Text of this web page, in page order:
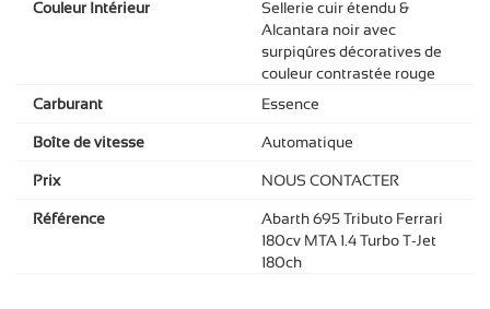
Couleur Intérieur
Sellerie cuir étendu &
Alcantara noir avec
surpiqûres décoratives de
couleur contrastée rouge
Carburant
Essence
Boîte de vitesse Automatique
Prix NOUS CONTACTER
Référence
Abarth 695 Tributo Ferrari
180cv MTA 1.4 Turbo T-Jet
180ch